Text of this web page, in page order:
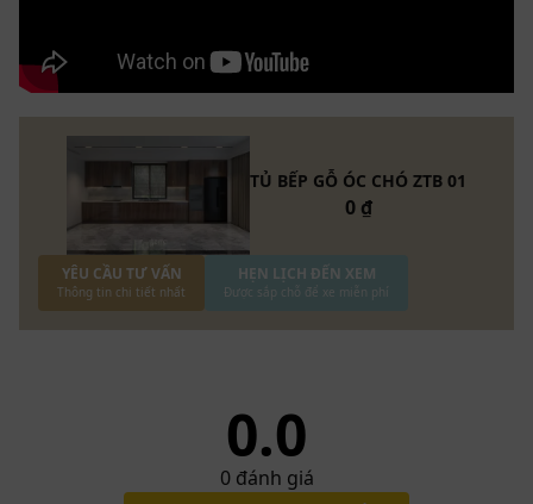
TỦ BẾP GỖ ÓC CHÓ ZTB 01
0 ₫
YÊU CẦU TƯ VẤN
Thông tin chi tiết nhất
HẸN LỊCH ĐẾN XEM
Được sắp chỗ để xe miễn phí
0.0
0đánh giá